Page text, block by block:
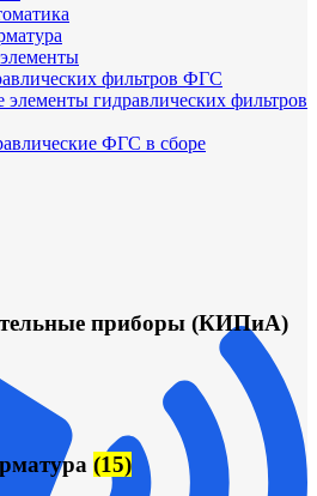
фильтров ФГС
гидравлических фильтров
ФГС в сборе
приборы (КИПиА)
(15)